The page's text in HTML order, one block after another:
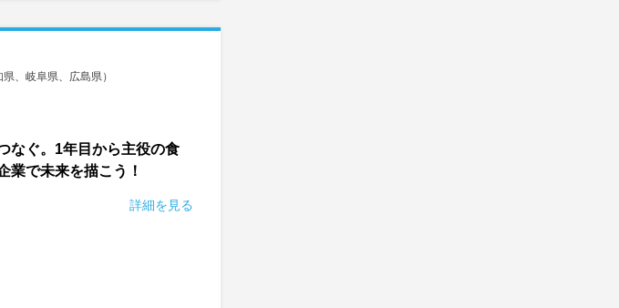
、岐阜県、広島県）
なぐ。1年目から主役の食
業で未来を描こう！
詳細を見る